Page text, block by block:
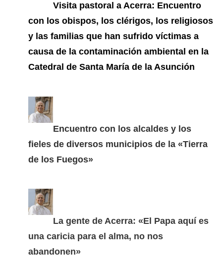
Visita pastoral a Acerra: Encuentro
con los obispos, los clérigos, los religiosos
y las familias que han sufrido víctimas a
causa de la contaminación ambiental en la
Catedral de Santa María de la Asunción
Encuentro con los alcaldes y los
fieles de diversos municipios de la «Tierra
de los Fuegos»
La gente de Acerra: «El Papa aquí es
una caricia para el alma, no nos
abandonen»